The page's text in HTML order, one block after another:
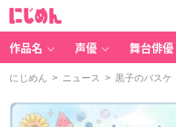
作品名 声優 舞台俳優
にじめん > ニュース > 黒子のバスケ